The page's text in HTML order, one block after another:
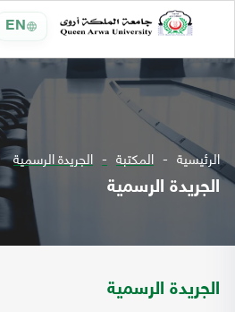
EN
الرئيسية المكتبة الجريدة الرسمية
الجريدة الرسمية
الجريدة الرسمية